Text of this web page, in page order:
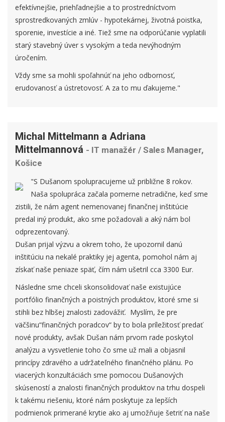
efektívnejšie, priehľadnejšie a to prostredníctvom
sprostredkovaných zmlúv - hypotekárnej, životná poistka,
sporenie, investície a iné. Tiež sme na odporúčanie vyplatili
starý stavebný úver s vysokým a teda nevýhodným
úročením.
Vždy sme sa mohli spoľahnúť na jeho odbornosť,
erudovanosť a ústretovosť. A za to mu ďakujeme."
Michal Mittelmann a Adriana
Mittelmannová - IT manažér / Sales Manager,
Košice
"S Dušanom spolupracujeme už približne 8 rokov.
Naša spolupráca začala pomerne netradične, keď sme
zistili, že nám agent nemenovanej finančnej inštitúcie
predal iný produkt, ako sme požadovali a aký nám bol
odprezentovaný.
Dušan prijal výzvu a okrem toho, že upozornil danú
inštitúciu na nekalé praktiky jej agenta, pomohol nám aj
získať naše peniaze späť, čím nám ušetril cca 3300 Eur.
Následne sme chceli skonsolidovať naše existujúce
portfólio finančných a poistných produktov, ktoré sme si
stihli bez hlbšej znalosti zadovážiť. Myslím, že pre
väčšinu“finančných poradcov“ by to bola príležitosť predať
nové produkty, avšak Dušan nám prvom rade poskytol
analýzu a vysvetlenie toho čo sme už mali a objasnil
princípy zdravého a udržateľného finančného plánu. Po
viacerých konzultáciách sme pomocou Dušanových
skúseností a znalosti finančných produktov na trhu dospeli
k takému riešeniu, ktoré nám poskytuje za lepších
podmienok primerané krytie ako aj umožňuje šetriť na naše